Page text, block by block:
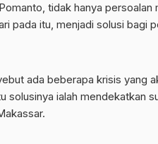
tidak hanya
pada itu, menjadi solusi bagi
ada beberapa krisis yang
solusinya ialah mendekatkan